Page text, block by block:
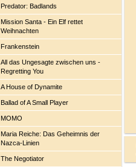
Predator: Badlands
Mission Santa - Ein Elf rettet
Weihnachten
Frankenstein
All das Ungesagte zwischen uns -
Regretting You
A House of Dynamite
Ballad of A Small Player
MOMO
Maria Reiche: Das Geheimnis der
Nazca-Linien
The Negotiator